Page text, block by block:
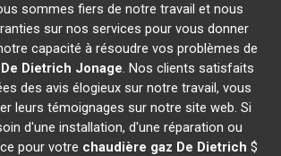
sommes fiers de notre travail et nous
sur nos services pour vous donner
capacité à résoudre vos problèmes de
Dietrich Jonage. Nos clients satisfaits
des avis élogieux sur notre travail, vous
leurs témoignages sur notre site web. Si
d'une installation, d'une réparation ou
pour votre chaudière gaz De Dietrich $